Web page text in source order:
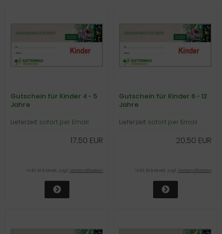
Gutschein für Kinder 4 - 5
Jahre
Lieferzeit: sofort per Email
17,50 EUR
inkl. 19 % MwSt. zzgl.Versandkosten
Gutschein für Kinder 6 - 12
Jahre
Lieferzeit: sofort per Email
20,50 EUR
inkl. 19 % MwSt. zzgl.Versandkosten